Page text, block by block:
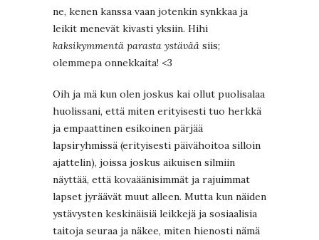
ne, kenen kanssa vaan jotenkin synkkaa ja
leikit menevät kivasti yksiin. Hihi
kaksikymmentä parasta ystävää siis;
olemmepa onnekkaita! <3
Oih ja mä kun olen joskus kai ollut puolisalaa
huolissani, että miten erityisesti tuo herkkä
ja empaattinen esikoinen pärjää
lapsiryhmissä (erityisesti päivähoitoa silloin
ajattelin), joissa joskus aikuisen silmiin
näyttää, että kovaäänisimmät ja rajuimmat
lapset jyräävät muut alleen. Mutta kun näiden
ystävysten keskinäisiä leikkejä ja sosiaalisia
taitoja seuraa ja näkee, miten hienosti nämä